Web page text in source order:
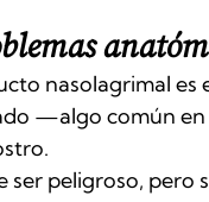
nasolagrimal es
—algo común en
ser peligroso, pero